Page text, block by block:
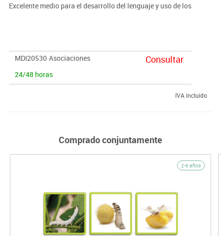
Excelente medio para el desarrollo del lenguaje y uso de los
MDI20530 Asociaciones
24/48 horas
Consultar
IVA incluido
Comprado conjuntamente
2-6 años